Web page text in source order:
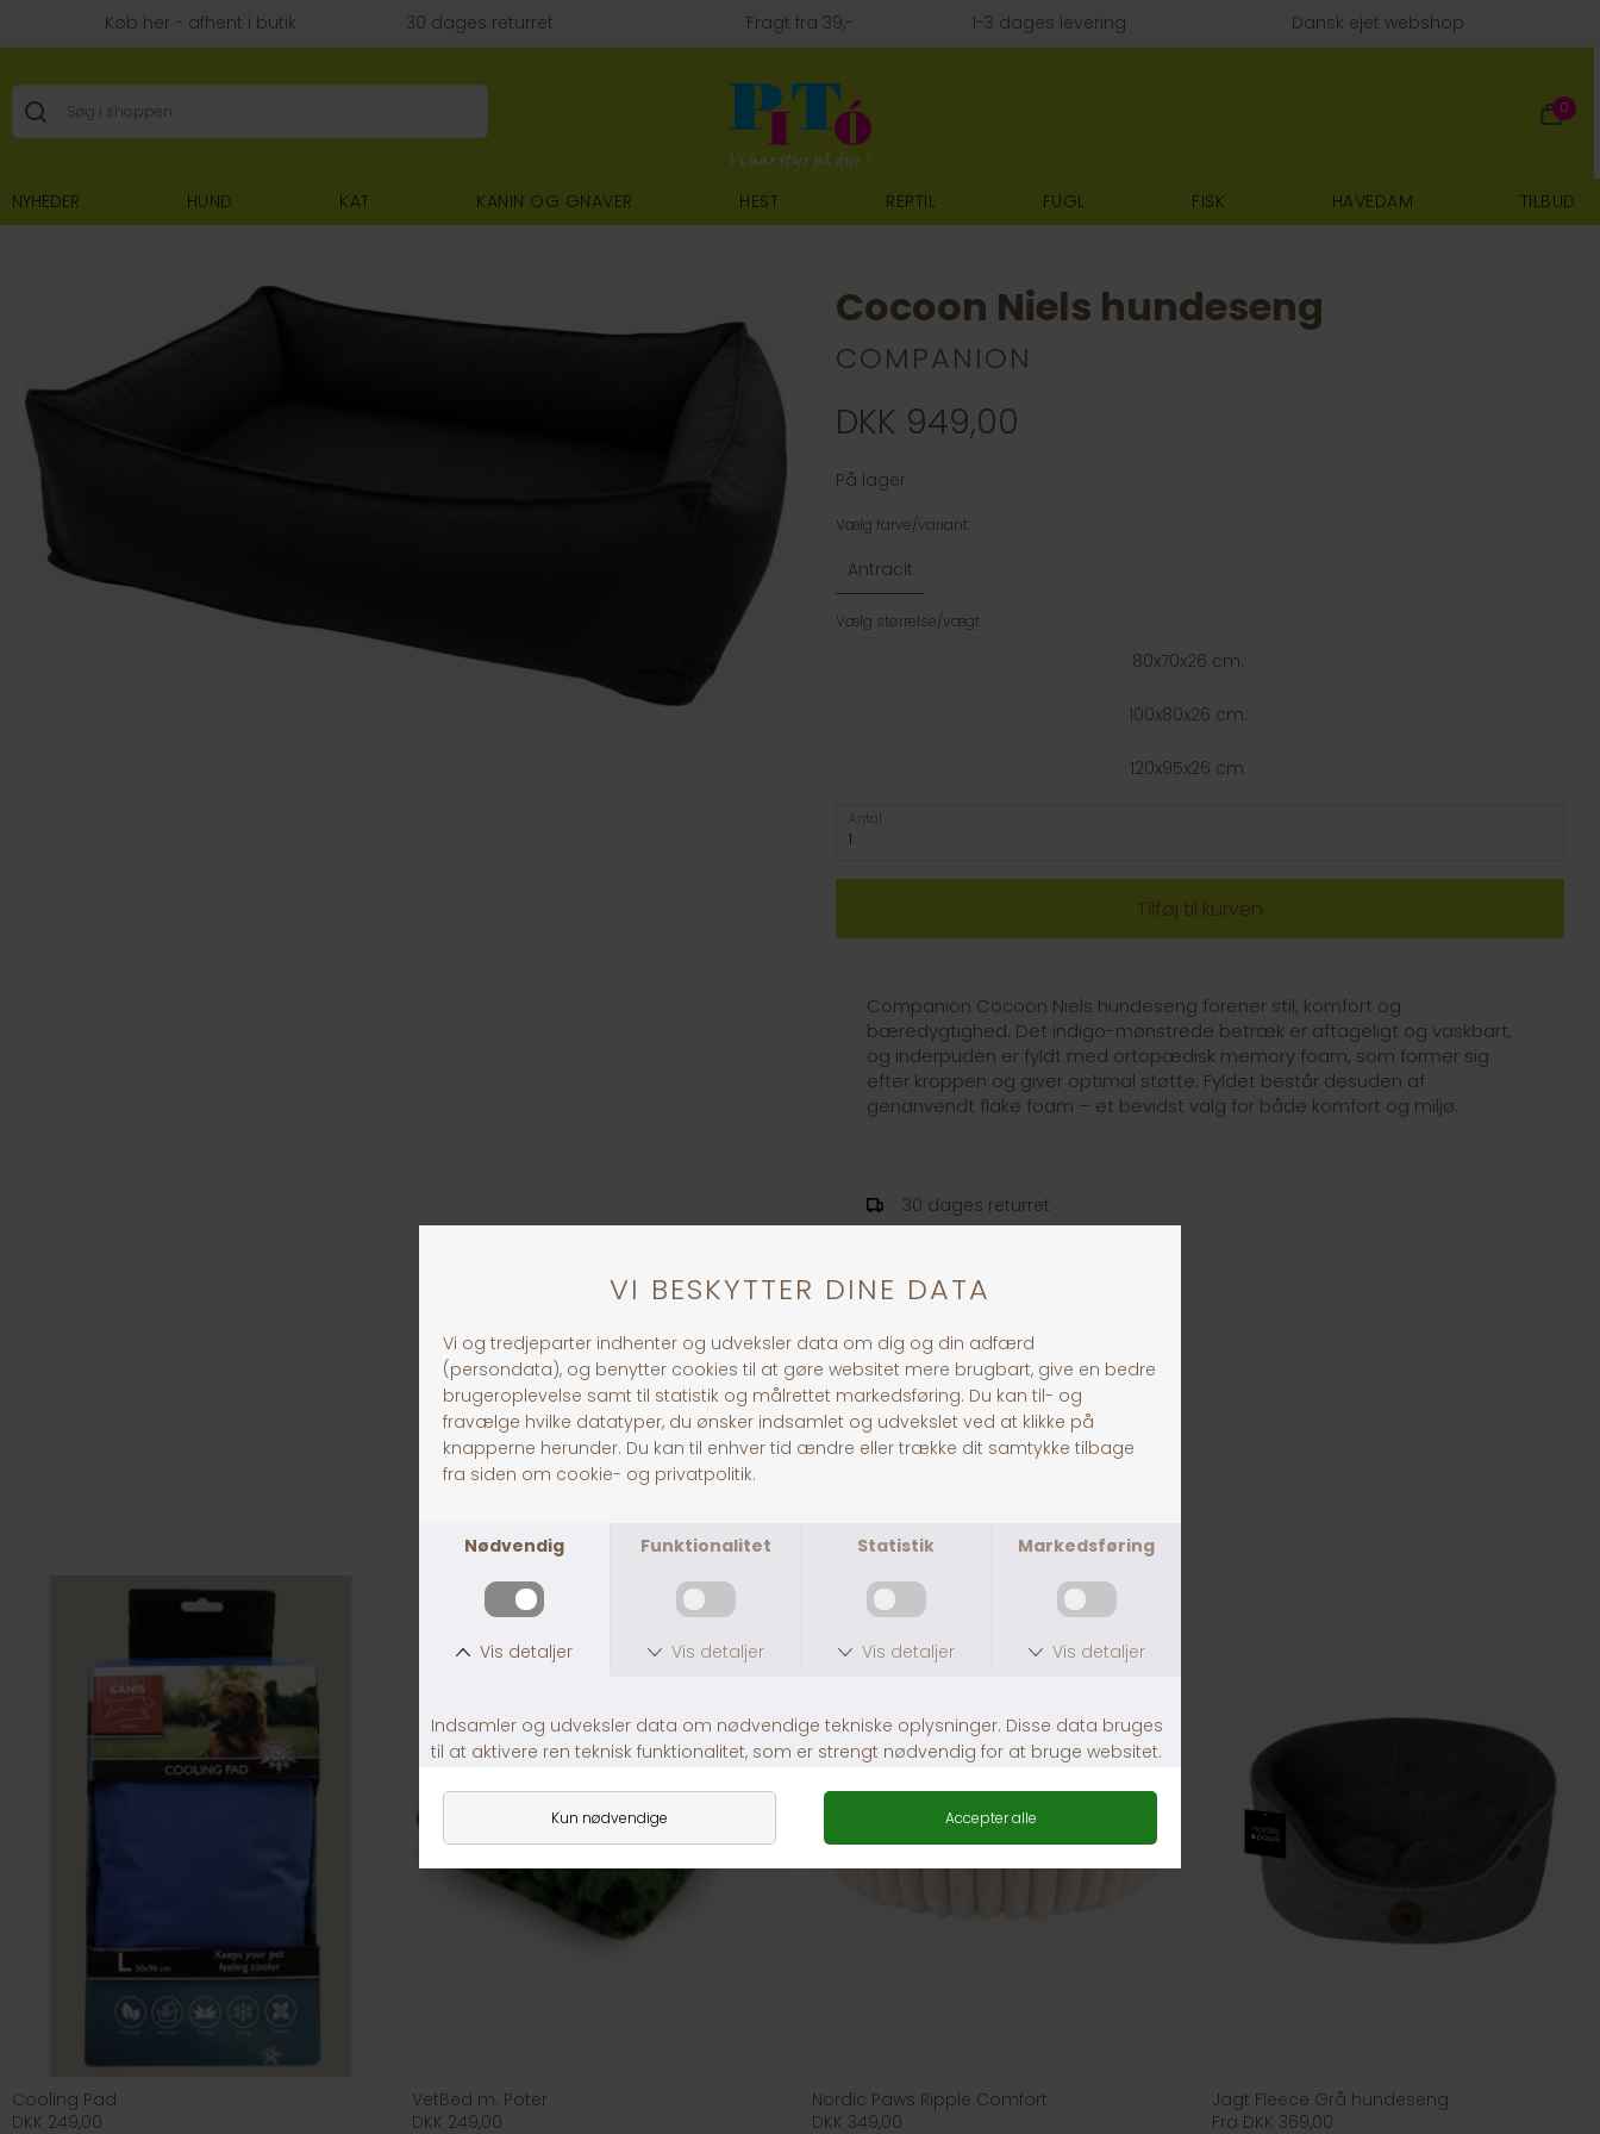
Køb her - afhent i butik 30 dages returret Fragt fra 39,- 1-3 dages levering Dansk ejet webshop
0
NYHEDER HUND KAT KANIN OG GNAVER HEST REPTIL FUGL FISK HAVEDAM TILBUD
Cocoon Niels hundeseng
COMPANION
DKK 949,00
På lager
Vælg farve/variant:
Antracit
Vælg størrelse/vægt:
80x70x26 cm.
100x80x26 cm.
120x95x26 cm.
Antal
Companion Cocoon Niels hundeseng forener stil, komfort og
bæredygtighed. Det indigo-mønstrede betræk er aftageligt og vaskbart,
og inderpuden er fyldt med ortopædisk memory foam, som former sig
efter kroppen og giver optimal støtte. Fyldet består desuden af
genanvendt flake foam – et bevidst valg for både komfort og miljø.
30 dages returret
1-3 dages levering
ANDRE KØBTE OGSÅ
Cooling Pad
DKK 249,00
VetBed m. Poter
DKK 249,00
Nordic Paws Ripple Comfort
DKK 349,00
Jagt Fleece Grå hundeseng
Fra DKK 369,00